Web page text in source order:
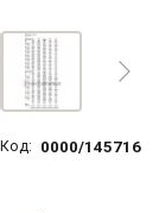
Код: 0000/145716